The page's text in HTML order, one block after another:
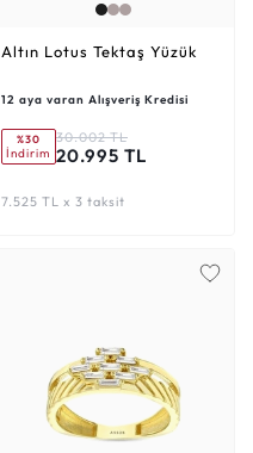
Altın Lotus Tektaş Yüzük
12 aya varan Alışveriş Kredisi
%30
İndirim
30.002 TL
20.995 TL
7.525 TL x 3 taksit